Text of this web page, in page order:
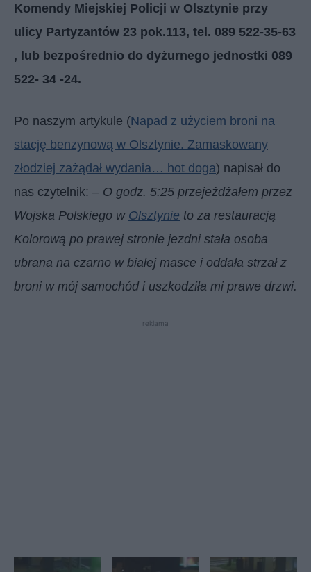
Komendy Miejskiej Policji w Olsztynie przy
ulicy Partyzantów 23 pok.113, tel. 089 522-35-63
, lub bezpośrednio do dyżurnego jednostki 089
522- 34 -24.
Po naszym artykule (Napad z użyciem broni na
stację benzynową w Olsztynie. Zamaskowany
złodziej zażądał wydania… hot doga) napisał do
nas czytelnik: – O godz. 5:25 przejeżdżałem przez
Wojska Polskiego w Olsztynie to za restauracją
Kolorową po prawej stronie jezdni stała osoba
ubrana na czarno w białej masce i oddała strzał z
broni w mój samochód i uszkodziła mi prawe drzwi.
reklama